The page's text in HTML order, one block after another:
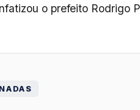
o prefeito Rodrigo